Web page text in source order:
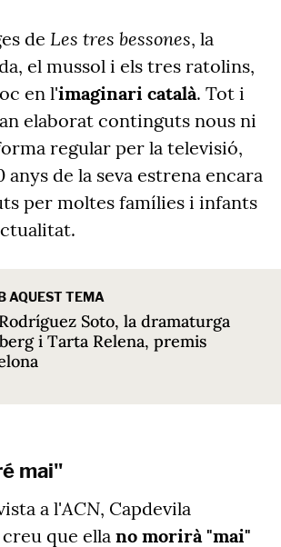
de Les tres bessones, la
el mussol i els tres ratolins,
en l'imaginari català. Tot i
elaborat continguts nous ni
regular per la televisió,
anys de la seva estrena encara
per moltes famílies i infants
AQUEST TEMA
Soto, la dramaturga
i Tarta Relena, premis
mai"
a l'ACN, Capdevila
que ella no morirà "mai"